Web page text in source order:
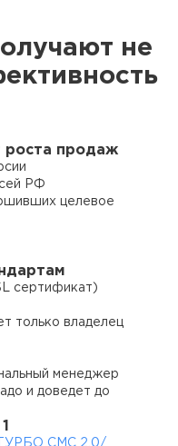
не
роста продаж
РФ
целевое
сертификат)
только владелец
менеджер
и доведет до
ТУРБО СМС 2.0/